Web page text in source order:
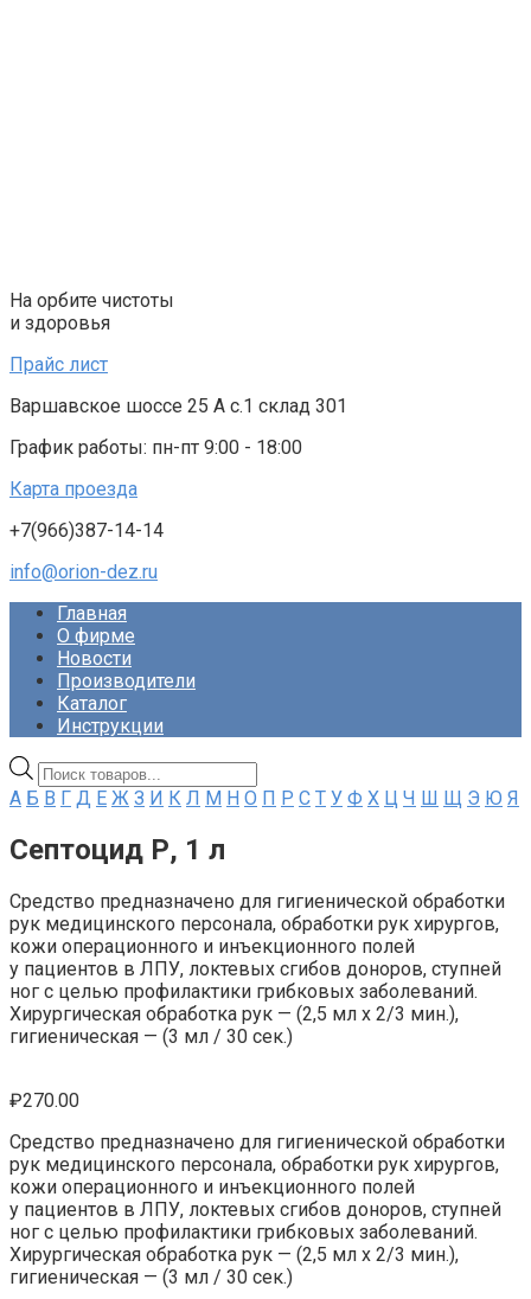
На орбите чистоты
и здоровья
Прайс лист
Варшавское шоссе 25 А с.1 склад 301
График работы: пн-пт 9:00 - 18:00
Карта проезда
+7(966)387-14-14
info@orion-dez.ru
Главная
О фирме
Новости
Производители
Каталог
Инструкции
Поиск
товаров
А Б В Г Д Е Ж З И К Л М Н О П Р С Т У Ф Х Ц Ч Ш Щ Э Ю Я
Септоцид Р, 1 л
Средство предназначено для гигиенической обработки
рук медицинского персонала, обработки рук хирургов,
кожи операционного и инъекционного полей
у пациентов в ЛПУ, локтевых сгибов доноров, ступней
ног с целью профилактики грибковых заболеваний.
Хирургическая обработка рук — (2,5 мл х 2/3 мин.),
гигиеническая — (3 мл / 30 сек.)
₽270.00
Средство предназначено для гигиенической обработки
рук медицинского персонала, обработки рук хирургов,
кожи операционного и инъекционного полей
у пациентов в ЛПУ, локтевых сгибов доноров, ступней
ног с целью профилактики грибковых заболеваний.
Хирургическая обработка рук — (2,5 мл х 2/3 мин.),
гигиеническая — (3 мл / 30 сек.)